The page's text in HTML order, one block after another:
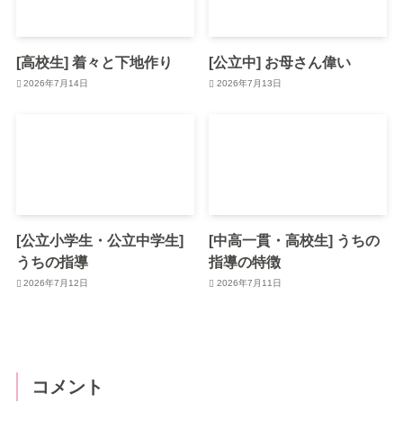
[高校生] 着々と下地作り
2026年7月14日
[公立中] お母さん偉い
2026年7月13日
[公立小学生・公立中学生]
うちの指導
2026年7月12日
[中高一貫・高校生] うちの
指導の特徴
2026年7月11日
コメント